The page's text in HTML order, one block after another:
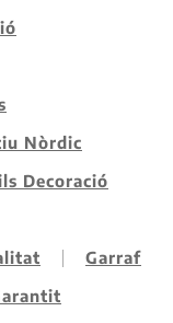
Nòrdic
Decoració
Garraf